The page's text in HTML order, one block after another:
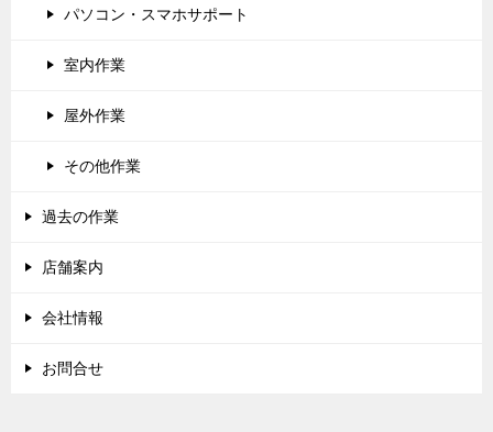
パソコン・スマホサポート
室内作業
屋外作業
その他作業
過去の作業
店舗案内
会社情報
お問合せ